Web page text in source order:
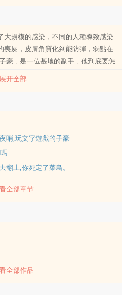
大規模的感染，不同的人種導致感染
喪屍，皮膚角質化到能防彈，弱點在
豪，是一位基地的副手，他到底要怎
求生？ 還在讀大學的克蕾兒、加入
國際間諜艾達、發明了G病毒的雅妮
火花？
展开全部
哨,玩文字遊戲的子豪
翻土,你死定了菜鳥。
全部章节
全部作品